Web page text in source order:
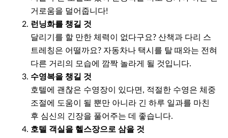
거로움을 덜어줍니다!
런닝화를 챙길 것
달리기를 할 만한 체력이 없다구요? 산책과 다리 스
트레칭은 어떨까요? 자동차나 택시를 탈 때와는 전혀
다른 거리의 모습에 깜짝 놀라게 될 것입니다.
수영복을 챙길 것
호텔에 괜찮은 수영장이 있다면, 적절한 수영은 체중
조절에 도움이 될 뿐만 아니라 긴 하루 일과를 마친
후 심신의 긴장을 풀어주는 데 좋습니다.
호텔 객실을 헬스장으로 삼을 것